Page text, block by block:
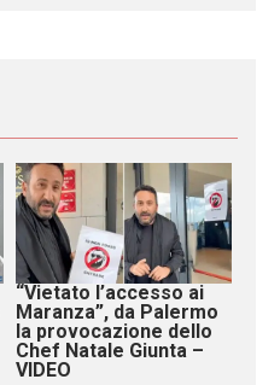
“Vietato l’accesso ai
Maranza”, da Palermo
la provocazione dello
Chef Natale Giunta –
VIDEO